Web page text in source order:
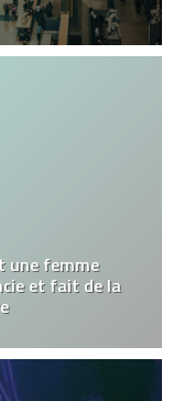
une femme
et fait de la